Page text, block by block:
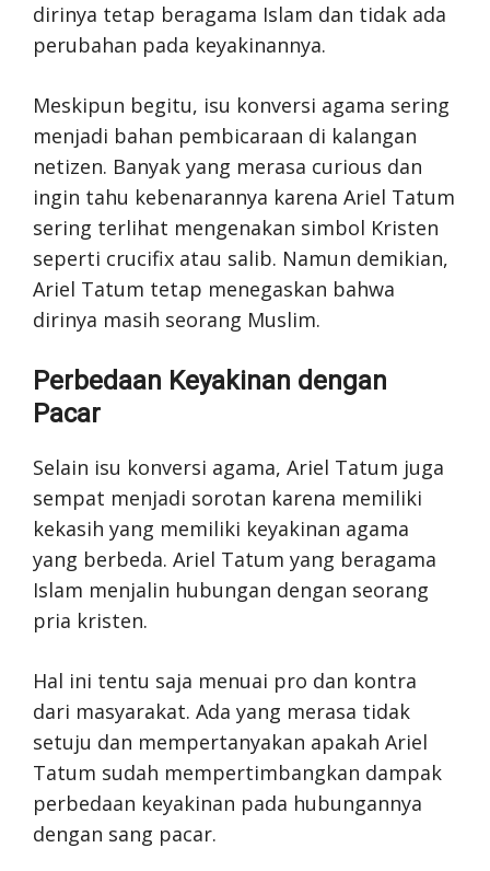
dirinya tetap beragama Islam dan tidak ada
perubahan pada keyakinannya.
Meskipun begitu, isu konversi agama sering
menjadi bahan pembicaraan di kalangan
netizen. Banyak yang merasa curious dan
ingin tahu kebenarannya karena Ariel Tatum
sering terlihat mengenakan simbol Kristen
seperti crucifix atau salib. Namun demikian,
Ariel Tatum tetap menegaskan bahwa
dirinya masih seorang Muslim.
Perbedaan Keyakinan dengan
Pacar
Selain isu konversi agama, Ariel Tatum juga
sempat menjadi sorotan karena memiliki
kekasih yang memiliki keyakinan agama
yang berbeda. Ariel Tatum yang beragama
Islam menjalin hubungan dengan seorang
pria kristen.
Hal ini tentu saja menuai pro dan kontra
dari masyarakat. Ada yang merasa tidak
setuju dan mempertanyakan apakah Ariel
Tatum sudah mempertimbangkan dampak
perbedaan keyakinan pada hubungannya
dengan sang pacar.